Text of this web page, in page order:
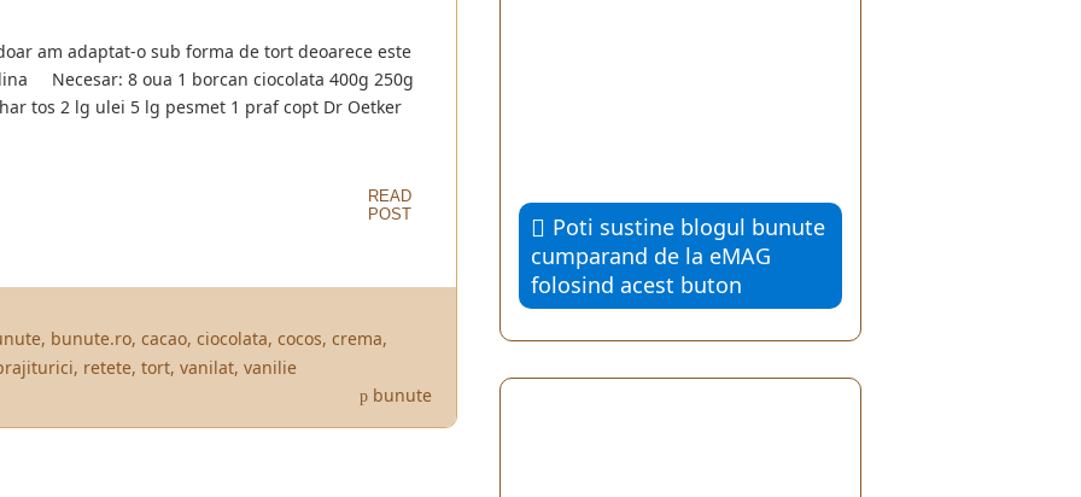
am adaptat-o sub forma de tort deoarece este
Necesar: 8 oua 1 borcan ciocolata 400g 250g
tos 2 lg ulei 5 lg pesmet 1 praf copt Dr Oetker
READ
POST
, bunute.ro,cacao,ciocolata,cocos,crema,
, retete, tort, vanilat, vanilie
bunute
Poti sustine blogul bunute
cumparand de la eMAG
folosind acest buton